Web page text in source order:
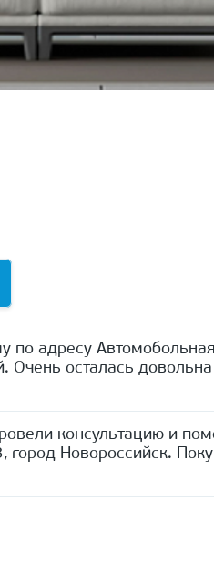
адресу
осталась довольна
консультацию и
Новороссийск.